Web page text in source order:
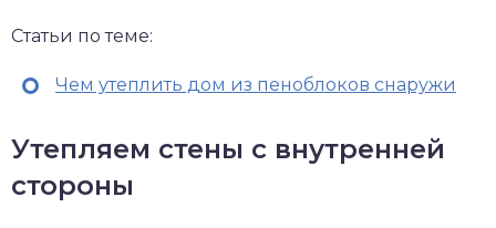
Статьи по теме:
Чем утеплить дом из пеноблоков снаружи
Утепляем стены с внутренней
стороны